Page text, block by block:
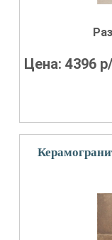
Цена:4396